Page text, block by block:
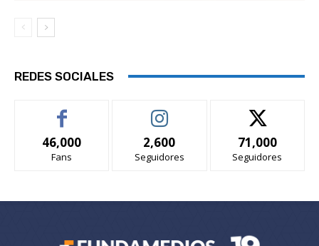
REDES SOCIALES
46,000
Fans
2,600
Seguidores
71,000
Seguidores